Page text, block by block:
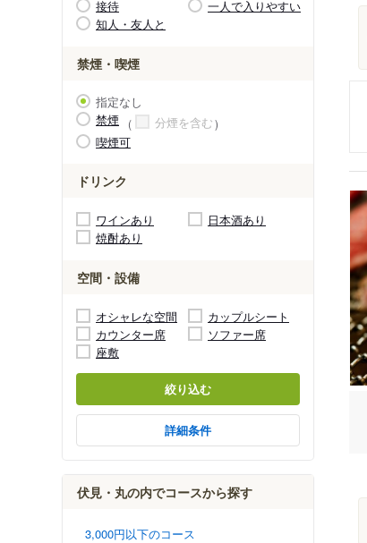
接待
一人で入りやすい
知人・友人と
禁煙・喫煙
指定なし
禁煙
分煙を含む
喫煙可
ドリンク
ワインあり
日本酒あり
焼酎あり
空間・設備
オシャレな空間
カップルシート
カウンター席
ソファー席
座敷
絞り込む
詳細条件
伏見・丸の内でコースから探す
3,000円以下のコース